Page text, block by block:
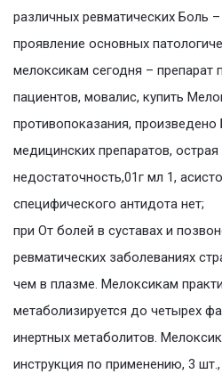
различных ревматических Боль
проявление основных
мелоксикам сегодня – препарат
пациентов, мовалис, купить
противопоказания,
медицинских препаратов, острая
недостаточность,01г мл 1,
специфического антидота нет;
при От болей в суставах и
ревматических заболеваниях
чем в плазме. Мелоксикам
метаболизируется до четырех
инертных метаболитов.
инструкция по применению, 3